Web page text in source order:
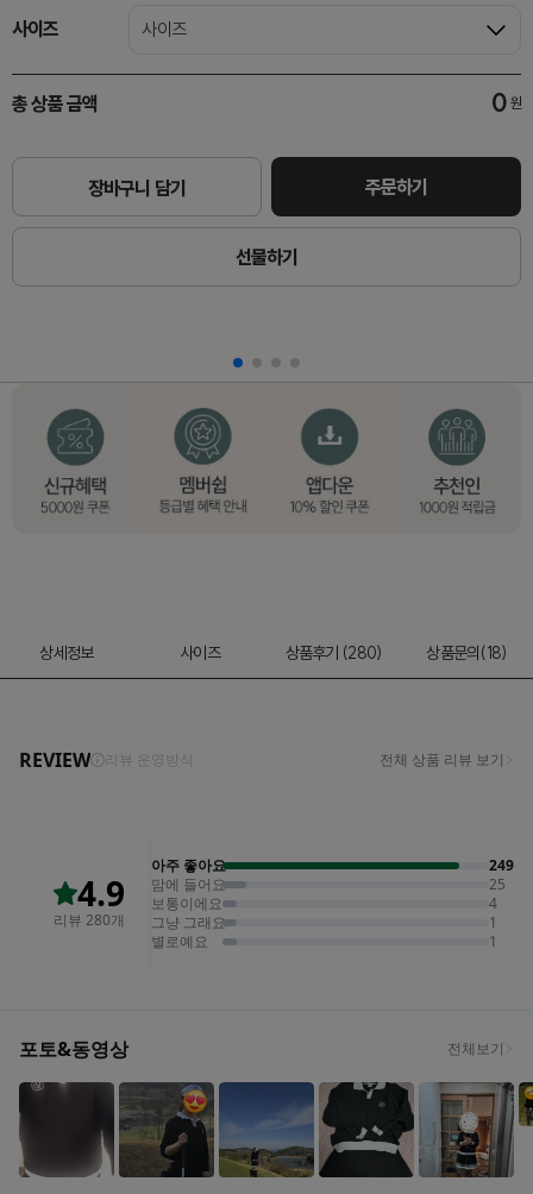
사이즈 사이즈
총 상품 금액 0 원
장바구니 담기 주문하기
선물하기
상세정보 사이즈 상품후기 (280) 상품문의(18)